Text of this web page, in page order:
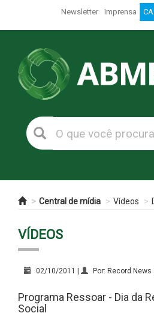
Newsletter Imprensa
Central de mídia Vídeos
VÍDEOS
02/10/2011 | Por: Record
Programa Ressoar - Dia da
Social